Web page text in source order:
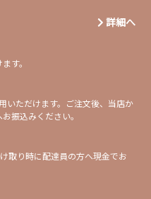
詳細へ
す。
いただけます。ご注文後、当店か
振込みください。
取り時に配達員の方へ現金でお